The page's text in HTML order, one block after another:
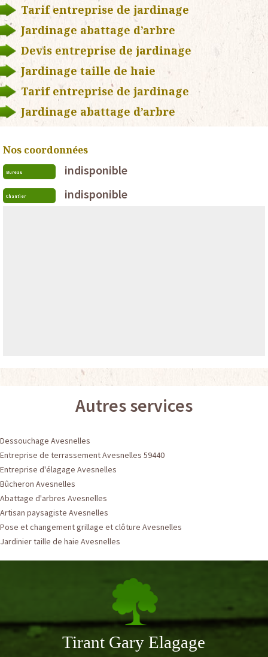
Tarif entreprise de jardinage
Jardinage abattage d’arbre
Devis entreprise de jardinage
Jardinage taille de haie
Tarif entreprise de jardinage
Jardinage abattage d’arbre
Nos coordonnées
Bureau indisponible
Chantier indisponible
Autres services
Dessouchage Avesnelles
Entreprise de terrassement Avesnelles 59440
Entreprise d'élagage Avesnelles
Bûcheron Avesnelles
Abattage d'arbres Avesnelles
Artisan paysagiste Avesnelles
Pose et changement grillage et clôture Avesnelles
Jardinier taille de haie Avesnelles
Tirant Gary Elagage